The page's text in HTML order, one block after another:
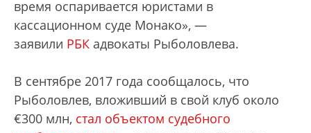
время оспаривается юристами в
кассационном суде Монако», —
заявили РБК адвокаты Рыболовлева.
В сентябре 2017 года сообщалось, что
Рыболовлев, вложивший в свой клуб около
€300 млн, cтал объектом судебного